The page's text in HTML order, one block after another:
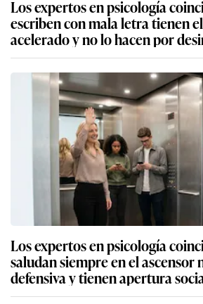
Los expertos en psicología
escriben con mala letra tienen
acelerado y no lo hacen por
Los expertos en psicología
saludan siempre en el ascensor
defensiva y tienen apertura